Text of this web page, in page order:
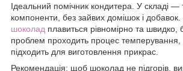
Ідеальний помічник кондитера. У складі —
компоненти, без зайвих домішок і
шоколад плавиться рівномірно та швидко,
проблем проходить процес темперування,
підходить для виготовлення прикрас.
Рекомендація: щоб шоколад не підгорів,